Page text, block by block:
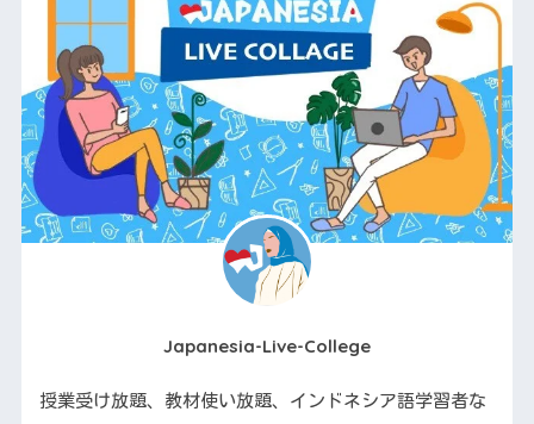
Japanesia-Live-College
授業受け放題、教材使い放題、インドネシア語学習者な